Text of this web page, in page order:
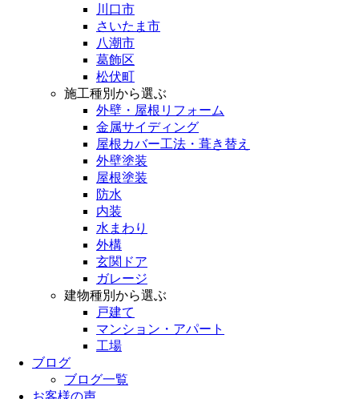
川口市
さいたま市
八潮市
葛飾区
松伏町
施工種別から選ぶ
外壁・屋根リフォーム
金属サイディング
屋根カバー工法・葺き替え
外壁塗装
屋根塗装
防水
内装
水まわり
外構
玄関ドア
ガレージ
建物種別から選ぶ
戸建て
マンション・アパート
工場
ブログ
ブログ一覧
お客様の声